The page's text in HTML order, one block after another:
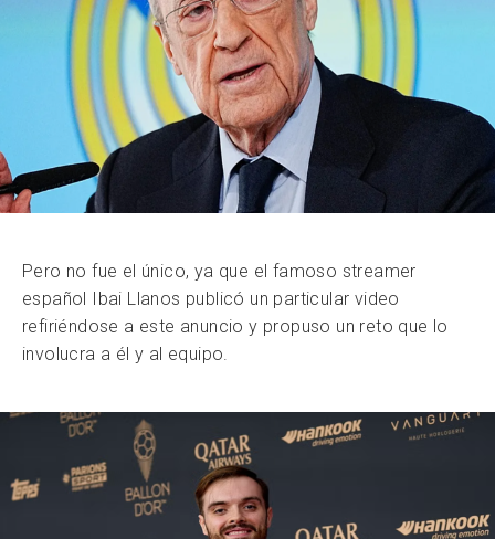
Pero no fue el único, ya que el famoso streamer
español Ibai Llanos publicó un particular video
refiriéndose a este anuncio y propuso un reto que lo
involucra a él y al equipo.